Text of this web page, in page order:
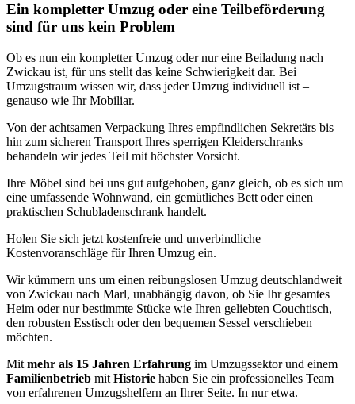
Ein kompletter Umzug oder eine Teilbeförderung
sind für uns kein Problem
Ob es nun ein kompletter Umzug oder nur eine Beiladung nach
Zwickau ist, für uns stellt das keine Schwierigkeit dar. Bei
Umzugstraum wissen wir, dass jeder Umzug individuell ist –
genauso wie Ihr Mobiliar.
Von der achtsamen Verpackung Ihres empfindlichen Sekretärs bis
hin zum sicheren Transport Ihres sperrigen Kleiderschranks
behandeln wir jedes Teil mit höchster Vorsicht.
Ihre Möbel sind bei uns gut aufgehoben, ganz gleich, ob es sich um
eine umfassende Wohnwand, ein gemütliches Bett oder einen
praktischen Schubladenschrank handelt.
Holen Sie sich jetzt kostenfreie und unverbindliche
Kostenvoranschläge für Ihren Umzug ein.
Wir kümmern uns um einen reibungslosen Umzug deutschlandweit
von Zwickau nach Marl, unabhängig davon, ob Sie Ihr gesamtes
Heim oder nur bestimmte Stücke wie Ihren geliebten Couchtisch,
den robusten Esstisch oder den bequemen Sessel verschieben
möchten.
Mit mehr als 15 Jahren Erfahrung im Umzugssektor und einem
Familienbetrieb mit Historie haben Sie ein professionelles Team
von erfahrenen Umzugshelfern an Ihrer Seite. In nur etwa.